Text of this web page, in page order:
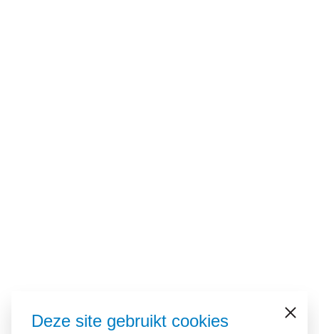
Deze site gebruikt cookies